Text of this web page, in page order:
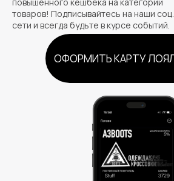
ОФОРМИТЬ КАРТУ
товаров! Подписывайтесь на наши соц.
сети и всегда будьте в курсе событий.